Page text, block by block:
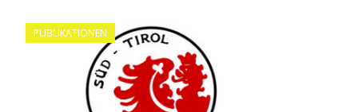
PUBLIKATIONEN